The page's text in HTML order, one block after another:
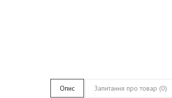
Опис Запитання про товар (0)